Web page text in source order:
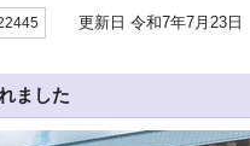
更新日 令和7年7月23日
ました